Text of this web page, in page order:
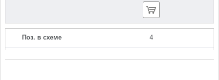
Поз. в схеме 4